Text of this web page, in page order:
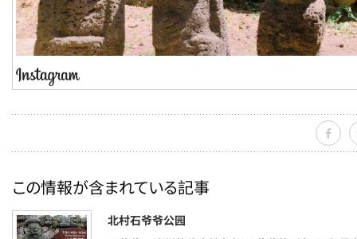
この情報が含まれている記事
北村石爷爷公园